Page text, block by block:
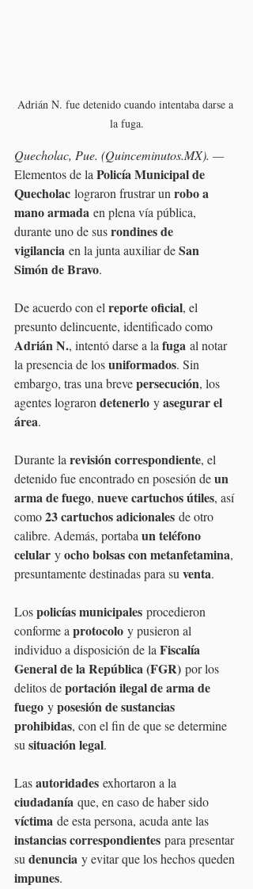
Adrián N. fue detenido cuando intentaba darse a
la fuga.
Quecholac, Pue. (Quinceminutos.MX). —
Elementos de la Policía Municipal de
Quecholac lograron frustrar un robo a
mano armada en plena vía pública,
durante uno de sus rondines de
vigilancia en la junta auxiliar de San
Simón de Bravo.
De acuerdo con el reporte oficial, el
presunto delincuente, identificado como
Adrián N., intentó darse a la fuga al notar
la presencia de los uniformados. Sin
embargo, tras una breve persecución, los
agentes lograron detenerlo y asegurar el
área.
Durante la revisión correspondiente, el
detenido fue encontrado en posesión de un
arma de fuego, nueve cartuchos útiles, así
como 23 cartuchos adicionales de otro
calibre. Además, portaba un teléfono
celular y ocho bolsas con metanfetamina,
presuntamente destinadas para su venta.
Los policías municipales procedieron
conforme a protocolo y pusieron al
individuo a disposición de la Fiscalía
General de la República (FGR) por los
delitos de portación ilegal de arma de
fuego y posesión de sustancias
prohibidas, con el fin de que se determine
su situación legal.
Las autoridades exhortaron a la
ciudadanía que, en caso de haber sido
víctima de esta persona, acuda ante las
instancias correspondientes para presentar
su denuncia y evitar que los hechos queden
impunes.